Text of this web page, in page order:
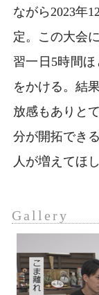
ながら2023年
定。この大会
習一日5時間
をかける。結
放感もありと
分が開拓でき
人が増えてほ
Gallery